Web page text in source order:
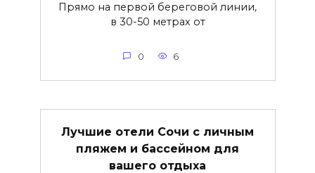
Прямо на первой береговой линии,
в 30-50 метрах от
0 6
Лучшие отели Сочи с личным
пляжем и бассейном для
вашего отдыха